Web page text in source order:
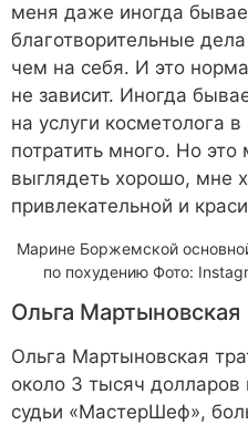
меня даже иногда
благотворительные
чем на себя. И это
не зависит. Иногда
на услуги косметолога
потратить много. Но
выглядеть хорошо, мне
привлекательной и
Марине Боржемской
по похудению Фото:
Ольга Мартыновская
Ольга Мартыновская
около 3 тысяч
судьи «МастерШеф»,